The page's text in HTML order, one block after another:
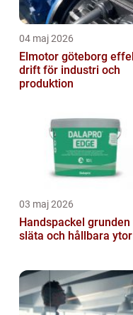
04 maj 2026
Elmotor göteborg effektiv
drift för industri och
produktion
03 maj 2026
Handspackel grunden för
släta och hållbara ytor